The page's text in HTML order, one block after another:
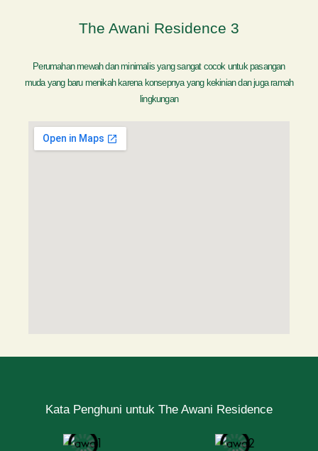
The Awani Residence 3
Perumahan mewah dan minimalis yang sangat cocok untuk pasangan
muda yang baru menikah karena konsepnya yang kekinian dan juga ramah
lingkungan
Kata Penghuni untuk The Awani Residence